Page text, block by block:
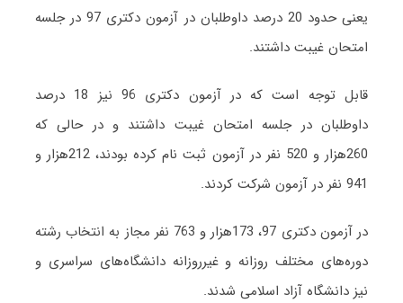
یعنی حدود 20 درصد داوطلبان در آزمون دکتری 97 در جلسه
امتحان غیبت داشتند.
قابل توجه است که در آزمون دکتری 96 نیز 18 درصد
داوطلبان در جلسه امتحان غیبت داشتند و در حالی که
260هزار و 520 نفر در آزمون ثبت نام کرده‌ بودند، 212هزار و
941 نفر در آزمون شرکت کردند.
در آزمون دکتری 97، 173هزار و 763 نفر مجاز به انتخاب رشته
دوره‌های مختلف روزانه و غیرروزانه دانشگاه‌های سراسری و
نیز دانشگاه آزاد اسلامی شدند.